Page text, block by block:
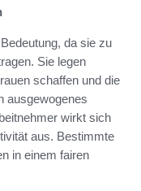
da sie zu
Sie legen
schaffen und die
ausgewogenes
wirkt sich
aus. Bestimmte
in einem fairen